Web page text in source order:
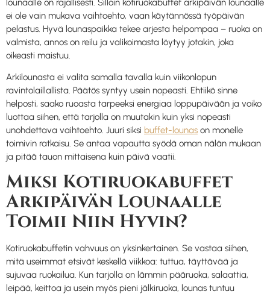
lounaalle on rajallisesti. Silloin kotiruokabuffet arkipäivän lounaalle
ei ole vain mukava vaihtoehto, vaan käytännössä työpäivän
pelastus. Hyvä lounaspaikka tekee arjesta helpompaa – ruoka on
valmista, annos on reilu ja valikoimasta löytyy jotakin, joka
oikeasti maistuu.
Arkilounasta ei valita samalla tavalla kuin viikonlopun
ravintolaillallista. Päätös syntyy usein nopeasti. Ehtiikö sinne
helposti, saako ruoasta tarpeeksi energiaa loppupäivään ja voiko
luottaa siihen, että tarjolla on muutakin kuin yksi nopeasti
unohdettava vaihtoehto. Juuri siksi buffet-lounas on monelle
toimivin ratkaisu. Se antaa vapautta syödä oman nälän mukaan
ja pitää tauon mittaisena kuin päivä vaatii.
Miksi Kotiruokabuffet
Arkipäivän Lounaalle
Toimii Niin Hyvin?
Kotiruokabuffetin vahvuus on yksinkertainen. Se vastaa siihen,
mitä useimmat etsivät keskellä viikkoa: tuttua, täyttävää ja
sujuvaa ruokailua. Kun tarjolla on lämmin pääruoka, salaattia,
leipää, keittoa ja usein myös pieni jälkiruoka, lounas tuntuu